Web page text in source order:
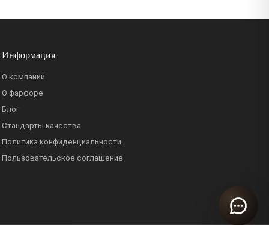
Информация
О компании
О фарфоре
Блог
Стандарты качества
Политика конфиденциальности
Пользовательское соглашение